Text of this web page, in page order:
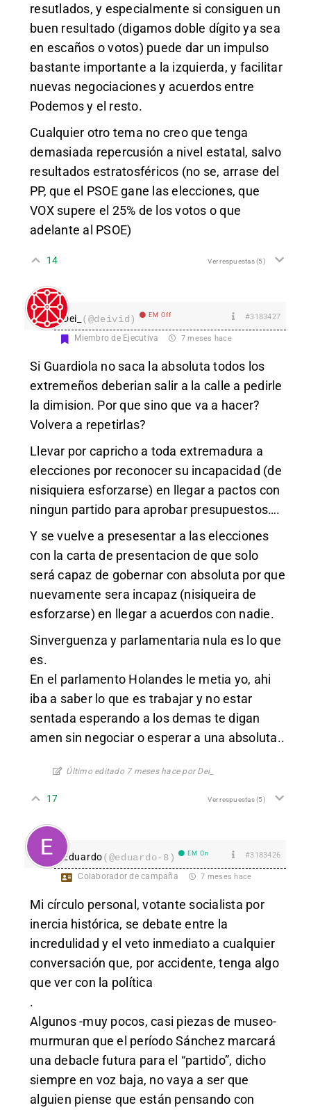
resutlados, y especialmente si consiguen un
buen resultado (digamos doble dígito ya sea
en escaños o votos) puede dar un impulso
bastante importante a la izquierda, y facilitar
nuevas negociaciones y acuerdos entre
Podemos y el resto.
Cualquier otro tema no creo que tenga
demasiada repercusión a nivel estatal, salvo
resultados estratosféricos (no se, arrase del
PP, que el PSOE gane las elecciones, que
VOX supere el 25% de los votos o que
adelante al PSOE)
14 Ver respuestas(5)
Dei_ (@deivid) EM Off #3183427
Miembro de Ejecutiva 7 meses hace
Si Guardiola no saca la absoluta todos los
extremeños deberian salir a la calle a pedirle
la dimision. Por que sino que va a hacer?
Volvera a repetirlas?
Llevar por capricho a toda extremadura a
elecciones por reconocer su incapacidad (de
nisiquiera esforzarse) en llegar a pactos con
ningun partido para aprobar presupuestos….
Y se vuelve a presesentar a las elecciones
con la carta de presentacion de que solo
será capaz de gobernar con absoluta por que
nuevamente sera incapaz (nisiqueira de
esforzarse) en llegar a acuerdos con nadie.
Sinverguenza y parlamentaria nula es lo que
es.
En el parlamento Holandes le metia yo, ahi
iba a saber lo que es trabajar y no estar
sentada esperando a los demas te digan
amen sin negociar o esperar a una absoluta..
Último editado 7 meses hace por Dei_
17 Ver respuestas(5)
Eduardo(@eduardo-8) EM On #3183426
Colaborador de campaña 7 meses hace
Mi círculo personal, votante socialista por
inercia histórica, se debate entre la
incredulidad y el veto inmediato a cualquier
conversación que, por accidente, tenga algo
que ver con la política
.
Algunos -muy pocos, casi piezas de museo-
murmuran que el período Sánchez marcará
una debacle futura para el “partido”, dicho
siempre en voz baja, no vaya a ser que
alguien piense que están pensando con